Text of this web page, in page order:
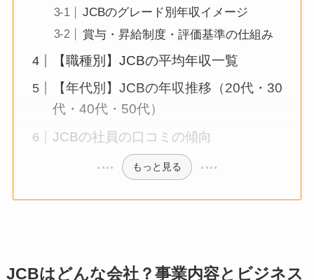
JCBのグレード別年収イメージ
賞与・昇給制度・評価基準の仕組み
【職種別】JCBの平均年収一覧
【年代別】JCBの年収推移（20代・30
代・40代・50代）
JCBの社員の口コミの傾向
もっと見る
JCBはどんな会社？事業内容とビジネス